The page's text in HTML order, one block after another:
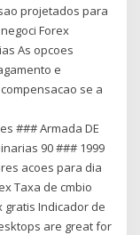
projetados para
Forex
As opcoes
e
se a
### Armada DE
90 ### 1999
acoes para dia
Taxa de cmbio
gratis Indicador de
are great for